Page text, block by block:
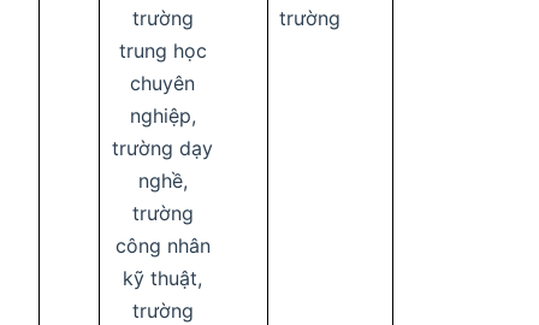
trường
trung học
chuyên
nghiệp,
trường dạy
nghề,
trường
công nhân
kỹ thuật,
trường
trường